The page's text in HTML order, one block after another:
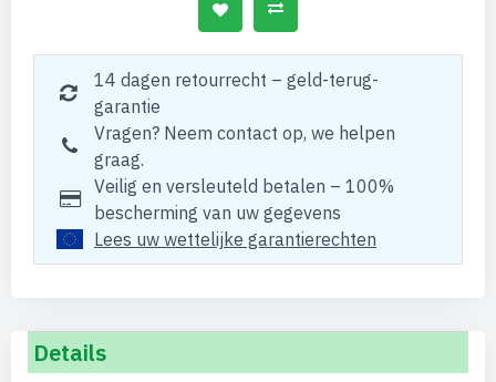
14 dagen retourrecht – geld-terug-
garantie
Vragen? Neem contact op, we helpen
graag.
Veilig en versleuteld betalen – 100%
bescherming van uw gegevens
Lees uw wettelijke garantierechten
Details